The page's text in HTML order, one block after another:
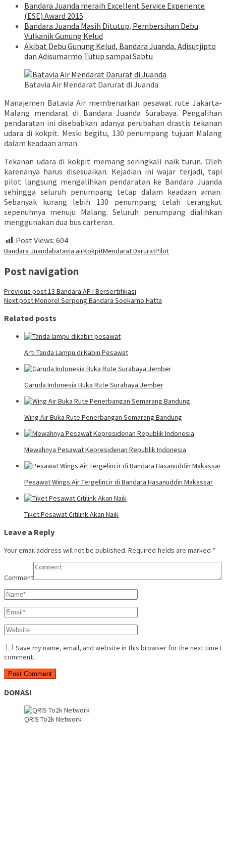
Bandara Juanda meraih Excellent Service Experience
(ESE) Award 2015
Bandara Juanda Masih Ditutup, Pembersihan Debu
Vulkanik Gunung Kelud
Akibat Debu Gunung Kelud, Bandara Juanda, Adisutjipto
dan Adisumarmo Tutup sampai Sabtu
Batavia Air Mendarat Darurat di Juanda
Manajemen Batavia Air membenarkan pesawat rute Jakarta-
Malang mendarat di Bandara Juanda Surabaya. Pengalihan
pendaratan ini disebabkan adanya perubahan drastis tekanan
udara di kokpit. Meski begitu, 130 penumpang tujuan Malang
dalam keadaan aman.
Tekanan udara di kokpit memang seringkali naik turun. Oleh
karenanya harus disesuaikan. Kejadian ini wajar terjadi, tapi
pilot langsung mengalihkan pendaratan ke Bandara Juanda
sehingga seluruh penumpang tetap dalam keadaan aman.
Sebanyak kurang lebih 130 penumpang telah terangkut
sepenuhnya menuju Malang. Seluruh penumpang dialihkan
menggunakan dua bus carteran.
Post Views: 604
Bandara Juandabatavia airKokpitMendarat DaruratPilot
Post navigation
Previous post13 Bandara AP I Bersertifikasi
Next postMonorel Serpong Bandara Soekarno Hatta
Related posts
Arti Tanda Lampu di Kabin Pesawat
Garuda Indonesia Buka Rute Surabaya Jember
Wing Air Buka Rute Penerbangan Semarang Bandung
Mewahnya Pesawat Kepresidenan Republik Indonesia
Pesawat Wings Air Tergelincir di Bandara Hasanuddin Makassar
Tiket Pesawat Citilink Akan Naik
Leave a Reply
Your email address will not be published. Required fields are marked *
Comment
Save my name, email, and website in this browser for the next time I
comment.
DONASI
QRIS To2k Network